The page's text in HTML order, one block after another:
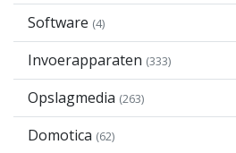
Software (4)
Invoerapparaten (333)
Opslagmedia (263)
Domotica (62)